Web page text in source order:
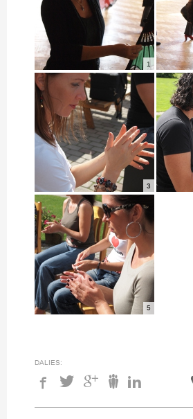
1
3
5
DALIES: